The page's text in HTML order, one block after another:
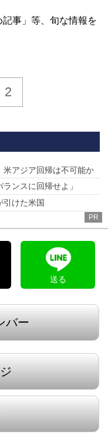
記事」等、旬な情報を
2
米アジア回帰は不可能か
ンスに回帰せよ」
引けた米国
PR
送る
バー